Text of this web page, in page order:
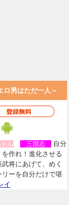
ロ男はただ一人～
ル 三国志
自分
作れ！進化させる
将にあげて、めく
ーを自分だけで堪
イ